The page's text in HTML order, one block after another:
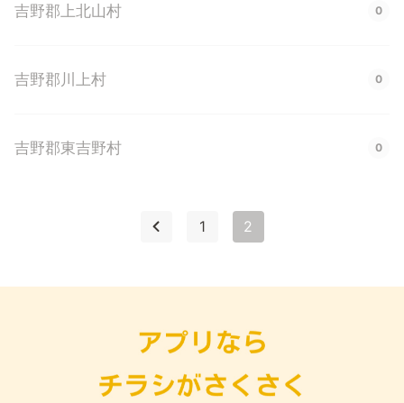
吉野郡上北山村 0
吉野郡川上村 0
吉野郡東吉野村 0
1 2